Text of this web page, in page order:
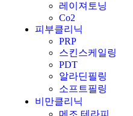
레이져토닝
Co2
피부클리닉
PRP
스킨스케일링
PDT
알라딘필링
소프트필링
비만클리닉
메조 테라피